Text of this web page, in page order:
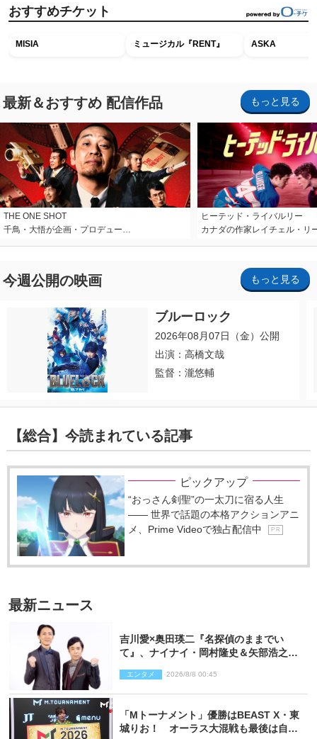
おすすめチケット
MISIA ミュージカル『RENT』 ASKA
最新＆おすすめ 配信作品 もっと見る
THE ONE SHOT
千鳥・大悟が企画・プロデュー…
ヒーテッド・ライバルリー
カナダの作家レイチェル・リ
今週公開の映画 もっと見る
ブルーロック
2026年08月07日（金）公開
出演：高橋文哉
監督：瀧悠輔
【総合】今読まれている記事
ピックアップ
“おっさん剣聖”の一太刀に宿る人生
―― 世界で話題の本格アクションアニ
メ、Prime Videoで独占配信中
P R
最新ニュース
吉川愛×奥田瑛二『名探偵のままでい
て』、ナイナイ・岡村隆史＆矢部浩之の
エンタメ 2026/8/8 00:45
「Mトーナメント」優勝はBEAST X・東
城りお！ オーラス大混戦も最後は自ら